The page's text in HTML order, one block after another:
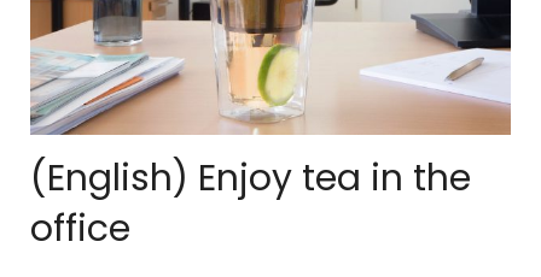
(English) Enjoy tea in the
office